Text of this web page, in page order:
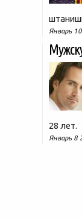
Январь
28 лет.
Январь 8